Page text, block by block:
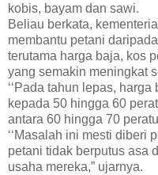
kobis, bayam dan sawi.
Beliau berkata,
membantu petani
terutama harga baja, kos
yang semakin meningkat
‘‘Pada tahun lepas,
kepada 50 hingga 60
antara 60 hingga 70
‘‘Masalah ini mesti diberi
petani tidak berputus asa
usaha mereka,” ujarnya.